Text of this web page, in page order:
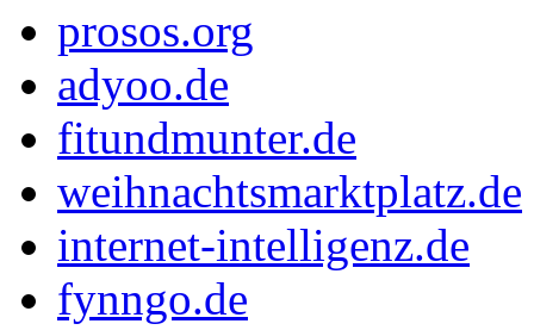
prosos.org
adyoo.de
fitundmunter.de
weihnachtsmarktplatz.de
internet-intelligenz.de
fynngo.de